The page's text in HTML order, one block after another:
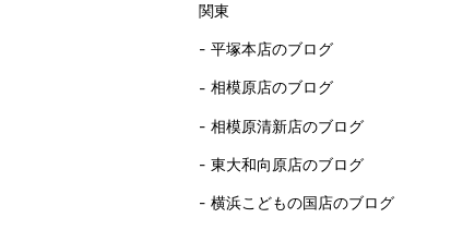
関東
平塚本店のブログ
相模原店のブログ
相模原清新店のブログ
東大和向原店のブログ
横浜こどもの国店のブログ